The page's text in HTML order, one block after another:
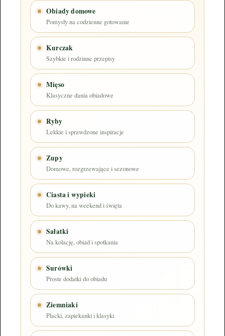
Obiady domowe
Pomysły na codzienne gotowanie
Kurczak
Szybkie i rodzinne przepisy
Mięso
Klasyczne dania obiadowe
Ryby
Lekkie i sprawdzone inspiracje
Zupy
Domowe, rozgrzewające i sezonowe
Ciasta i wypieki
Do kawy, na weekend i święta
Sałatki
Na kolację, obiad i spotkania
Surówki
Proste dodatki do obiadu
Ziemniaki
Placki, zapiekanki i klasyki